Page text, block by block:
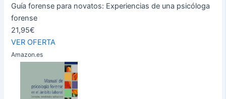
Guía forense para novatos: Experiencias de una psicóloga
forense
21,95€
VER OFERTA
Amazon.es